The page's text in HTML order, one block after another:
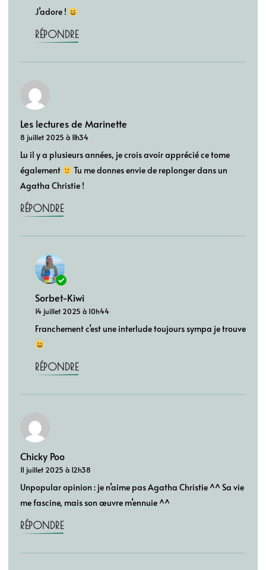
J’adore !
RÉPONDRE
Les lectures de Marinette
8 juillet 2025 à 11h34
Lu il y a plusieurs années, je crois avoir apprécié ce tome
également
Tu me donnes envie de replonger dans un
Agatha Christie !
RÉPONDRE
Sorbet-Kiwi
14 juillet 2025 à 10h44
Franchement c’est une interlude toujours sympa je trouve
RÉPONDRE
Chicky Poo
11 juillet 2025 à 12h38
Unpopular opinion : je n’aime pas Agatha Christie ^^ Sa vie
me fascine, mais son œuvre m’ennuie ^^
RÉPONDRE